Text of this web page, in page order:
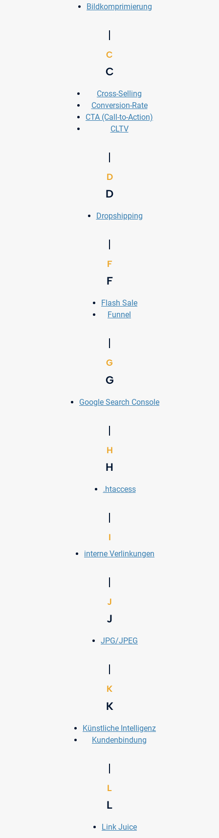
Bildkomprimierung
C
C
Cross-Selling
Conversion-Rate
CTA (Call-to-Action)
CLTV
D
D
Dropshipping
F
F
Flash Sale
Funnel
G
G
Google Search Console
H
H
.htaccess
I
interne Verlinkungen
J
J
JPG/JPEG
K
K
Künstliche Intelligenz
Kundenbindung
L
L
Link Juice